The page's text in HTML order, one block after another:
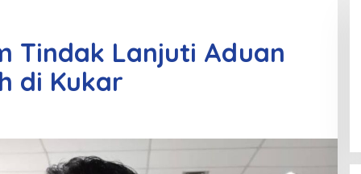
Tindak Lanjuti Aduan
di Kukar